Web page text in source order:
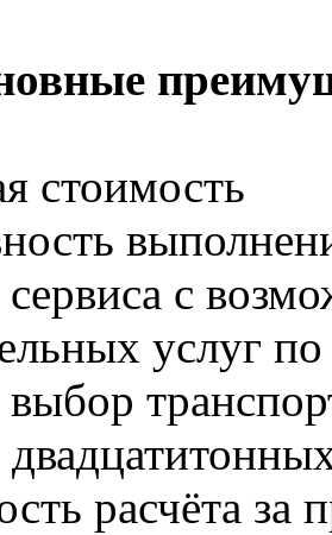
стоимость
с
услуг
расчёта за